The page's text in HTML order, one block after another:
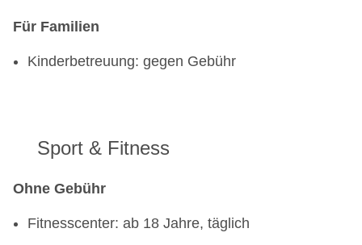
Lobbybar „L'Epicerie“: täglich, gegen Gebühr
Für Familien
Kinderbetreuung: gegen Gebühr
Sport & Fitness
Ohne Gebühr
Fitnesscenter: ab 18 Jahre, täglich